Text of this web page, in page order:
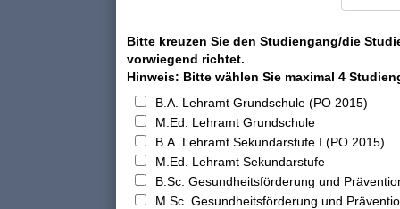
Bitte kreuzen Sie den Studiengang/die
vorwiegend richtet.
Hinweis: Bitte wählen Sie maximal 4
B.A. Lehramt Grundschule (PO 2015)
M.Ed. Lehramt Grundschule
B.A. Lehramt Sekundarstufe I (PO 2015)
M.Ed. Lehramt Sekundarstufe
B.Sc. Gesundheitsförderung und
M.Sc. Gesundheitsförderung und